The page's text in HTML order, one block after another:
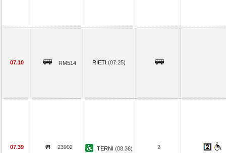
07.10 RM514 RIETI (07.25)
07.39 23902 TERNI (08.36) 2